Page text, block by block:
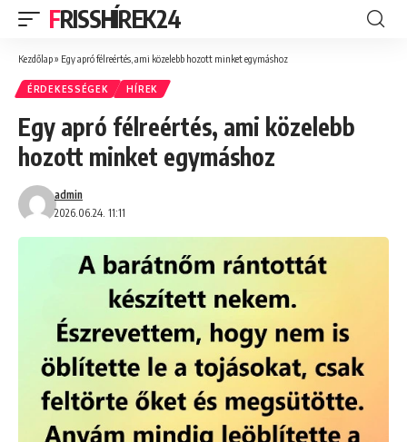
FRISSHÍREK24
Kezdőlap» Egy apró félreértés, ami közelebb hozott minket egymáshoz
ÉRDEKESSÉGEK HÍREK
Egy apró félreértés, ami közelebb
hozott minket egymáshoz
2026.06.24. 11:11
admin